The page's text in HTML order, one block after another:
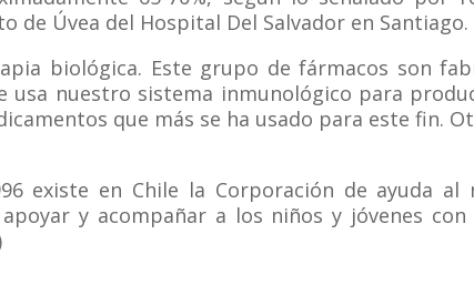
de Úvea del Hospital Del Salvador en Santiago.
biológica. Este grupo de fármacos son
usa nuestro sistema inmunológico para
que más se ha usado para este fin.
existe en Chile la Corporación de ayuda
apoyar y acompañar a los niños y jóvenes